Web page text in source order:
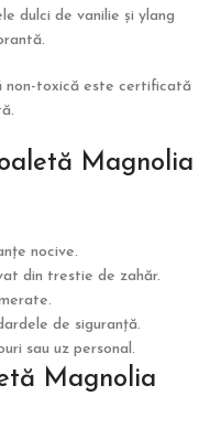
dulci de vanilie și ylang
non-toxică este certificată
Magnolia
nocive.
din trestie de zahăr.
de siguranță.
sau uz personal.
Magnolia